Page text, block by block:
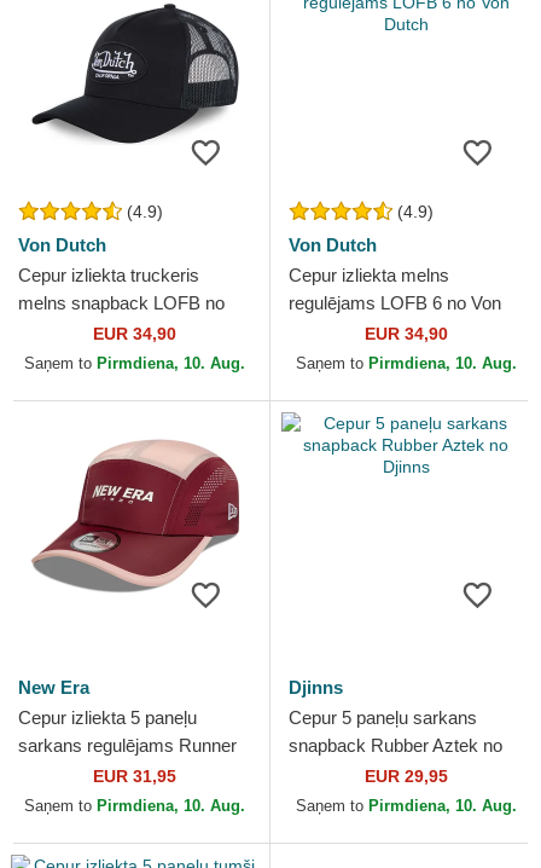
(4.9)
Von Dutch
Cepur izliekta truckeris
melns snapback LOFB no
Von DutchEUR 34,90
Saņem to Pirmdiena, 10. Aug.
(4.9)
Von Dutch
Cepur izliekta melns
regulējams LOFB 6 no Von
EUR 34,90
Saņem to Pirmdiena, 10. Aug.
New Era
Cepur izliekta 5 paneļu
sarkans regulējams Runner
Colour Block no New Era
EUR 31,95
Saņem to Pirmdiena, 10. Aug.
Djinns
Cepur 5 paneļu sarkans
snapback Rubber Aztek no
EUR 29,95
Saņem to Pirmdiena, 10. Aug.